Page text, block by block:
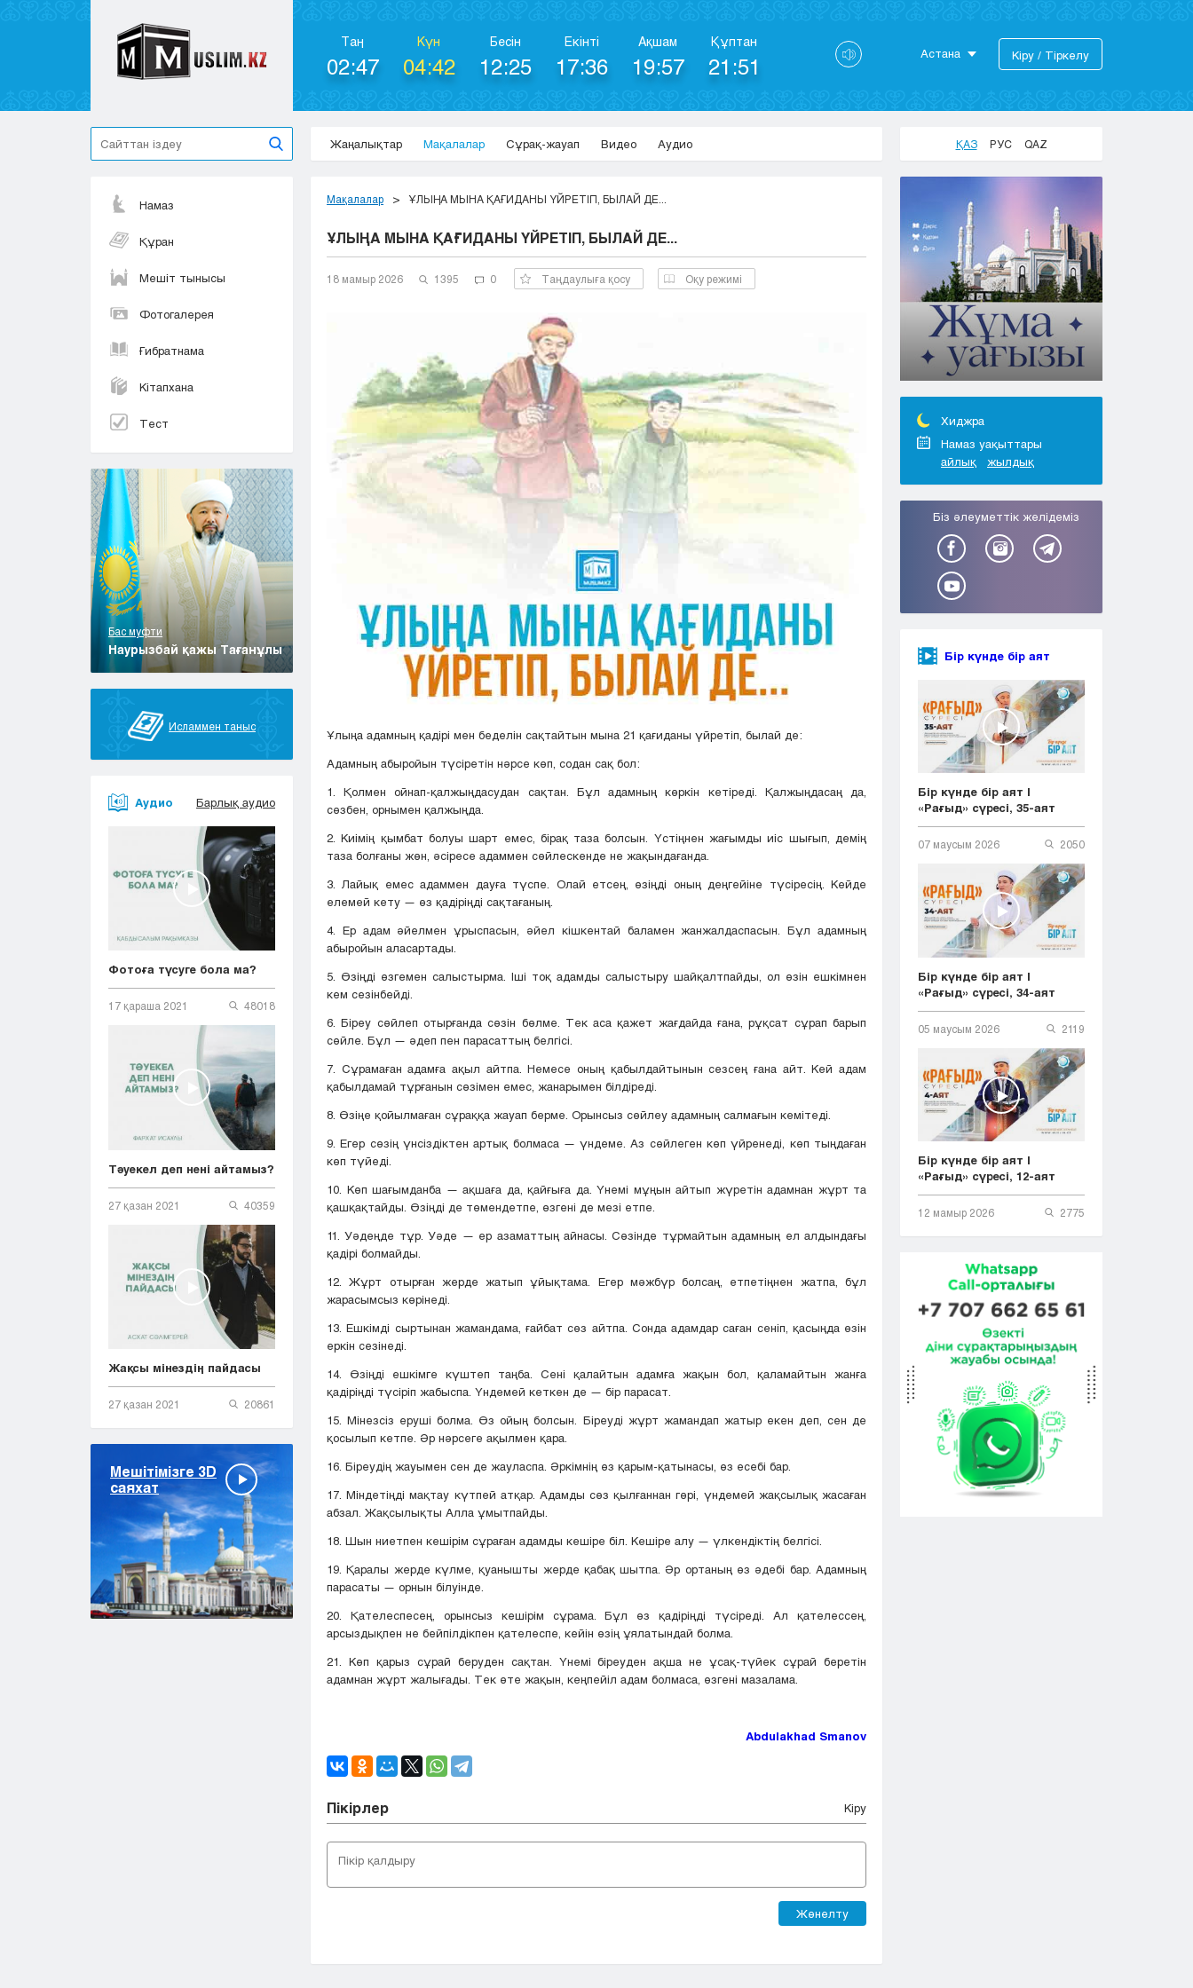
Таң
02:47
Күн
04:42
Бесін
12:25
Екінті
17:36
Ақшам
19:57
Құптан
21:51 Астана
Актобе
Караганда
Кокшетау
Костанай
Кызылорда
Павлодар
Петропавловск
Семей
Талдыкорган
Тараз
Туркестан
Уральск
Усть-Каменогорск
Шымкент
Кіру / Тіркелу
Жаңалықтар Мақалалар Сұрақ-жауап Видео Аудио ҚАЗ РУС QAZ
Намаз
Құран
Мешіт тынысы
Фотогалерея
Ғибратнама
Кітапхана
Тест
Бас муфти
Наурызбай қажы Тағанұлы
Исламмен таныс
Аудио Барлық аудио
Фотоға түсуге бола ма?
17 қараша 2021 48018
Тәуекел деп нені айтамыз?
27 қазан 2021 40359
Жақсы мінездің пайдасы
27 қазан 2021 20861
Мешітімізге 3D
саяхат
Мақалалар ҰЛЫҢА МЫНА ҚАҒИДАНЫ ҮЙРЕТІП, БЫЛАЙ ДЕ...
ҰЛЫҢА МЫНА ҚАҒИДАНЫ ҮЙРЕТІП, БЫЛАЙ ДЕ...
18 мамыр 2026 1395 0 Таңдаулыға қосу Оқу режимі
Ұлыңа адамның қадірі мен беделін сақтайтын мына 21 қағиданы үйретіп, былай де:
Адамның абыройын түсіретін нәрсе көп, содан сақ бол:
1. Қолмен ойнап-қалжыңдасудан сақтан. Бұл адамның көркін кетіреді. Қалжыңдасаң да,
сөзбен, орнымен қалжыңда.
2. Киімің қымбат болуы шарт емес, бірақ таза болсын. Үстіңнен жағымды иіс шығып, демің
таза болғаны жөн, әсіресе адаммен сөйлескенде не жақындағанда.
3. Лайық емес адаммен дауға түспе. Олай етсең, өзіңді оның деңгейіне түсіресің. Кейде
елемей кету — өз қадіріңді сақтағаның.
4. Ер адам әйелмен ұрыспасын, әйел кішкентай баламен жанжалдаспасын. Бұл адамның
абыройын аласартады.
5. Өзіңді өзгемен салыстырма. Іші тоқ адамды салыстыру шайқалтпайды, ол өзін ешкімнен
кем сезінбейді.
6. Біреу сөйлеп отырғанда сөзін бөлме. Тек аса қажет жағдайда ғана, рұқсат сұрап барып
сөйле. Бұл — әдеп пен парасаттың белгісі.
7. Сұрамаған адамға ақыл айтпа. Немесе оның қабылдайтынын сезсең ғана айт. Кей адам
қабылдамай тұрғанын сөзімен емес, жанарымен білдіреді.
8. Өзіңе қойылмаған сұраққа жауап берме. Орынсыз сөйлеу адамның салмағын кемітеді.
9. Егер сөзің үнсіздіктен артық болмаса — үндеме. Аз сөйлеген көп үйренеді, көп тыңдаған
көп түйеді.
10. Көп шағымданба — ақшаға да, қайғыға да. Үнемі мұңын айтып жүретін адамнан жұрт та
қашқақтайды. Өзіңді де төмендетпе, өзгені де мезі етпе.
11. Уәдеңде тұр. Уәде — ер азаматтың айнасы. Сөзінде тұрмайтын адамның ел алдындағы
қадірі болмайды.
12. Жұрт отырған жерде жатып ұйықтама. Егер мәжбүр болсаң, етпетіңнен жатпа, бұл
жарасымсыз көрінеді.
13. Ешкімді сыртынан жамандама, ғайбат сөз айтпа. Сонда адамдар саған сеніп, қасыңда өзін
еркін сезінеді.
14. Өзіңді ешкімге күштеп таңба. Сені қалайтын адамға жақын бол, қаламайтын жанға
қадіріңді түсіріп жабыспа. Үндемей кеткен де — бір парасат.
15. Мінезсіз еруші болма. Өз ойың болсын. Біреуді жұрт жамандап жатыр екен деп, сен де
қосылып кетпе. Әр нәрсеге ақылмен қара.
16. Біреудің жауымен сен де жауласпа. Әркімнің өз қарым-қатынасы, өз есебі бар.
17. Міндетіңді мақтау күтпей атқар. Адамды сөз қылғаннан гөрі, үндемей жақсылық жасаған
абзал. Жақсылықты Алла ұмытпайды.
18. Шын ниетпен кешірім сұраған адамды кешіре біл. Кешіре алу — үлкендіктің белгісі.
19. Қаралы жерде күлме, қуанышты жерде қабақ шытпа. Әр ортаның өз әдебі бар. Адамның
парасаты — орнын білуінде.
20. Қателеспесең, орынсыз кешірім сұрама. Бұл өз қадіріңді түсіреді. Ал қателессең,
арсыздықпен не бейпілдікпен қателеспе, кейін өзің ұялатындай болма.
21. Көп қарыз сұрай беруден сақтан. Үнемі біреуден ақша не ұсақ-түйек сұрай беретін
адамнан жұрт жалығады. Тек өте жақын, кеңпейіл адам болмаса, өзгені мазалама.
Abdulakhad Smanov
Пікірлер Кіру
Жөнелту
Хиджра
Намаз уақыттары
айлық
жылдық
Біз әлеуметтік желідеміз
Бір күнде бір аят
Бір күнде бір аят |
«Рағыд» сүресі, 35-аят
07 маусым 2026 2050
Бір күнде бір аят |
«Рағыд» сүресі, 34-аят
05 маусым 2026 2119
Бір күнде бір аят |
«Рағыд» сүресі, 12-аят
12 мамыр 2026 2775